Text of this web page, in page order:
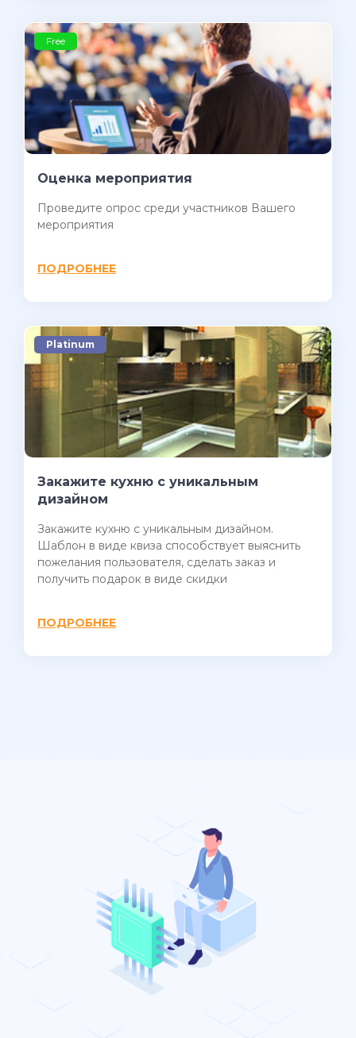
Free
Оценка мероприятия
Проведите опрос среди участников Вашего
мероприятия
ПОДРОБНЕЕ
Platinum
Закажите кухню с уникальным
дизайном
Закажите кухню с уникальным дизайном.
Шаблон в виде квиза способствует выяснить
пожелания пользователя, сделать заказ и
получить подарок в виде скидки
ПОДРОБНЕЕ